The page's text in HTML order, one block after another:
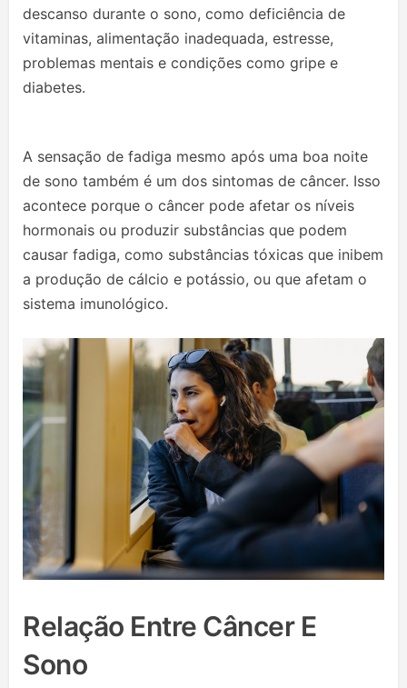
descanso durante o sono, como deficiência de
vitaminas, alimentação inadequada, estresse,
problemas mentais e condições como gripe e
diabetes.
A sensação de fadiga mesmo após uma boa noite
de sono também é um dos sintomas de câncer. Isso
acontece porque o câncer pode afetar os níveis
hormonais ou produzir substâncias que podem
causar fadiga, como substâncias tóxicas que inibem
a produção de cálcio e potássio, ou que afetam o
sistema imunológico.
Relação Entre Câncer E
Sono